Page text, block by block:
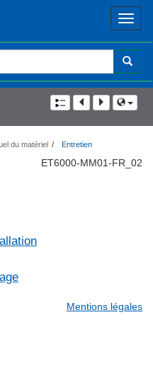
du matériel Entretien
ET6000-MM01-FR_02
Mentions légales